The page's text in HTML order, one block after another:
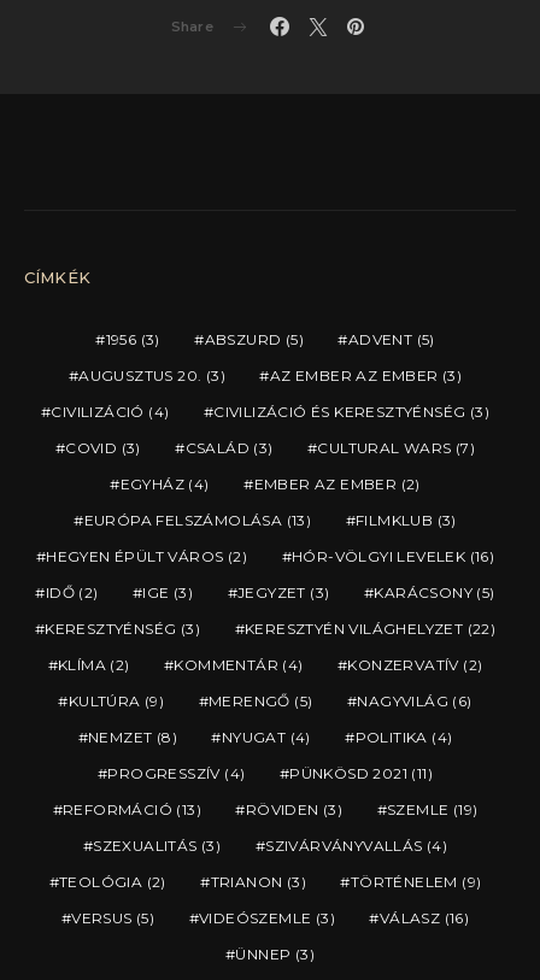
Share
CÍMKÉK
1956 (3) ABSZURD (5) ADVENT (5)
AUGUSZTUS 20. (3) AZ EMBER AZ EMBER (3)
CIVILIZÁCIÓ (4) CIVILIZÁCIÓ ÉS KERESZTYÉNSÉG (3)
COVID (3) CSALÁD (3) CULTURAL WARS (7)
EGYHÁZ (4) EMBER AZ EMBER (2)
EURÓPA FELSZÁMOLÁSA (13) FILMKLUB (3)
HEGYEN ÉPÜLT VÁROS (2) HÓR-VÖLGYI LEVELEK (16)
IDŐ (2) IGE (3) JEGYZET (3) KARÁCSONY(5)
KERESZTYÉNSÉG (3) KERESZTYÉN VILÁGHELYZET (22)
KLÍMA(2) KOMMENTÁR (4) KONZERVATÍV(2)
KULTÚRA (9) MERENGŐ (5) NAGYVILÁG (6)
NEMZET (8) NYUGAT (4) POLITIKA (4)
PROGRESSZÍV(4) PÜNKÖSD 2021 (11)
REFORMÁCIÓ (13) RÖVIDEN (3) SZEMLE (19)
SZEXUALITÁS (3) SZIVÁRVÁNYVALLÁS (4)
TEOLÓGIA (2) TRIANON (3) TÖRTÉNELEM (9)
VERSUS (5) VIDEÓSZEMLE (3) VÁLASZ (16)
ÜNNEP (3)